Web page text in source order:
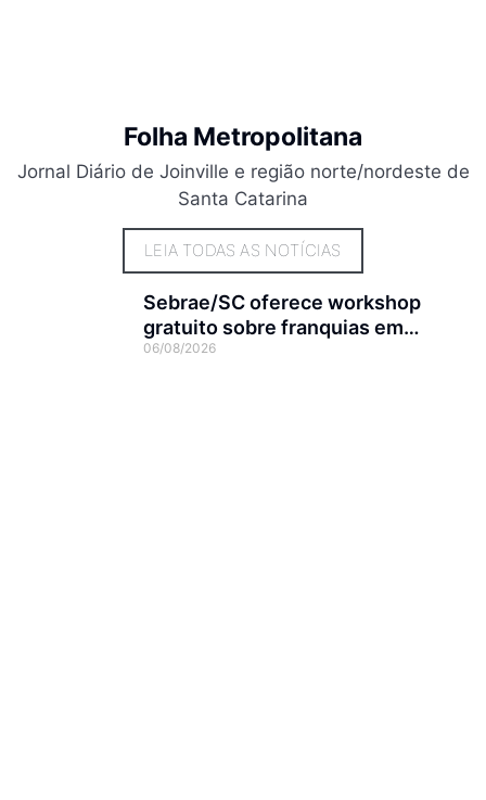
Folha Metropolitana
Jornal Diário de Joinville e região norte/nordeste de
Santa Catarina
LEIA TODAS AS NOTÍCIAS
Sebrae/SC oferece workshop
gratuito sobre franquias em
Joinville
06/08/2026